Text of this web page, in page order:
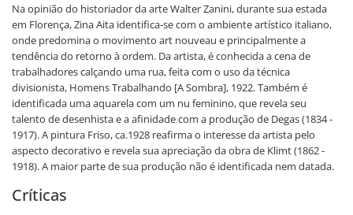
Na opinião do historiador da arte Walter Zanini, durante sua estada
em Florença, Zina Aita identifica-se com o ambiente artístico italiano,
onde predomina o movimento art nouveau e principalmente a
tendência do retorno à ordem. Da artista, é conhecida a cena de
trabalhadores calçando uma rua, feita com o uso da técnica
divisionista, Homens Trabalhando [A Sombra], 1922. Também é
identificada uma aquarela com um nu feminino, que revela seu
talento de desenhista e a afinidade com a produção de Degas (1834 -
1917). A pintura Friso, ca.1928 reafirma o interesse da artista pelo
aspecto decorativo e revela sua apreciação da obra de Klimt (1862 -
1918). A maior parte de sua produção não é identificada nem datada.
Críticas